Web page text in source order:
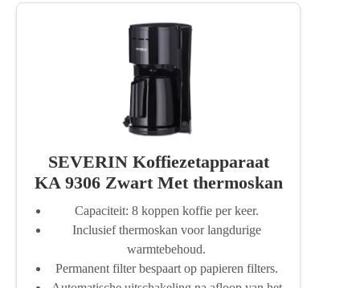
SEVERIN Koffiezetapparaat
KA 9306 Zwart Met thermoskan
Capaciteit: 8 koppen koffie per keer.
Inclusief thermoskan voor langdurige
warmtebehoud.
Permanent filter bespaart op papieren filters.